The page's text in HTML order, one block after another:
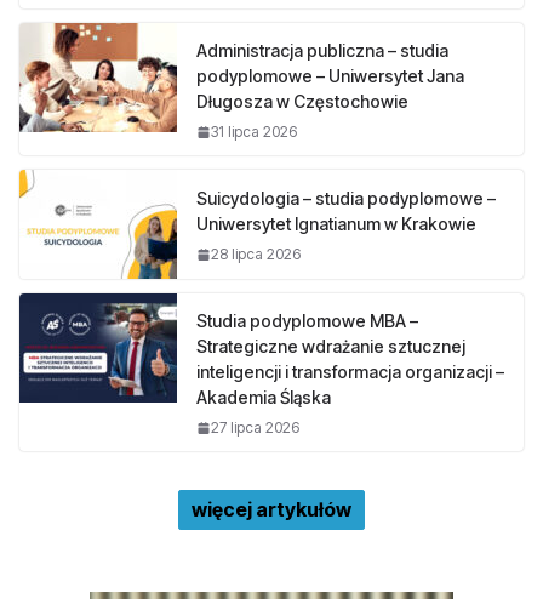
Administracja publiczna – studia
podyplomowe – Uniwersytet Jana
Długosza w Częstochowie
31 lipca 2026
Suicydologia – studia podyplomowe –
Uniwersytet Ignatianum w Krakowie
28 lipca 2026
Studia podyplomowe MBA –
Strategiczne wdrażanie sztucznej
inteligencji i transformacja organizacji –
Akademia Śląska
27 lipca 2026
więcej artykułów